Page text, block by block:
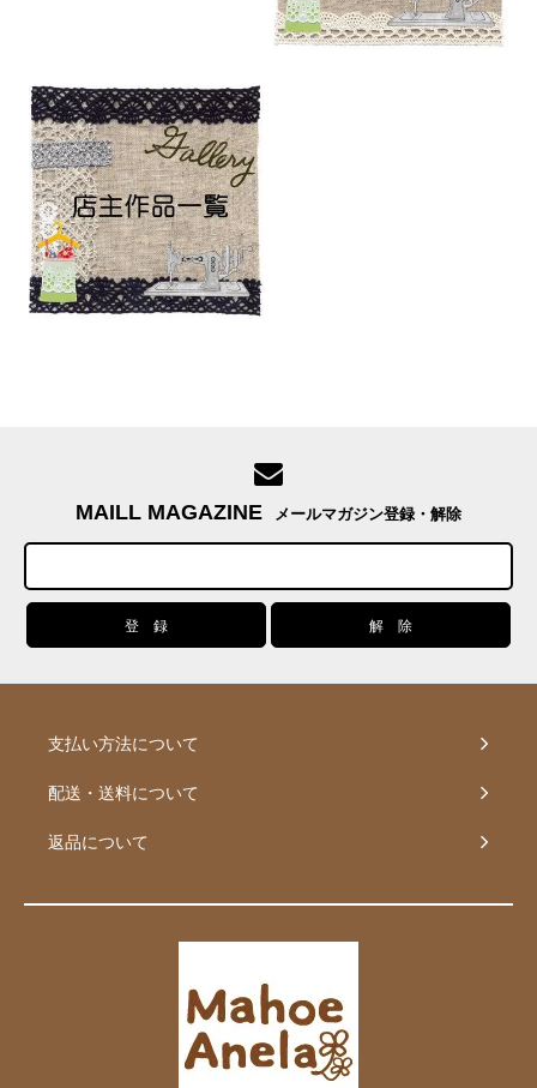
MAILL MAGAZINE メールマガジン登録・解除
支払い方法について
配送・送料について
返品について